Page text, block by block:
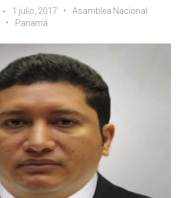
1 julio, 2017
Asamblea Nacional
Panamá